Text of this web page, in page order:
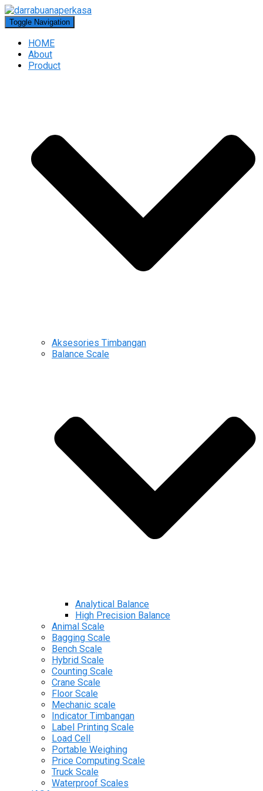
Toggle Navigation
HOME
About
Product
Aksesories Timbangan
Balance Scale
Analytical Balance
High Precision Balance
Animal Scale
Bagging Scale
Bench Scale
Hybrid Scale
Counting Scale
Crane Scale
Floor Scale
Mechanic scale
Indicator Timbangan
Label Printing Scale
Load Cell
Portable Weighing
Price Computing Scale
Truck Scale
Waterproof Scales